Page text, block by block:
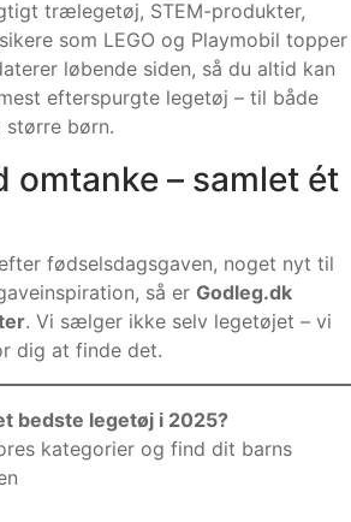
trælegetøj, STEM-produkter,
som LEGO og Playmobil topper
løbende siden, så du altid kan
efterspurgte legetøj – til både
større børn.
omtanke – samlet ét
fødselsdagsgaven, noget nyt til
så er Godleg.dk
. Vi sælger ikke selv legetøjet – vi
dig at finde det.
bedste legetøj i 2025?
kategorier og find dit barns